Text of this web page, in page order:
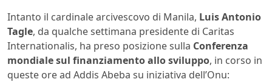
Intanto il cardinale arcivescovo di Manila, Luis Antonio
Tagle, da qualche settimana presidente di Caritas
Internationalis, ha preso posizione sulla Conferenza
mondiale sul finanziamento allo sviluppo, in corso in
queste ore ad Addis Abeba su iniziativa dell’Onu: